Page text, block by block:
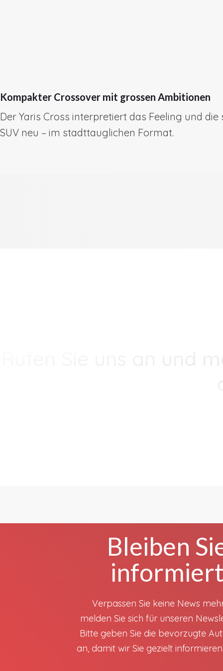
Kompakter Crossover mit grossen Ambitionen
Der Yaris Cross interpretiert das Feeling und die
SUV neu – im stadttauglichen Format.
Rufen Sie uns an und
Bleiben
informiert
Verpassen Sie keine News
melden Sie sich für unseren
Bitte geben Sie die bevorzugte
an, damit wir Sie gezielt